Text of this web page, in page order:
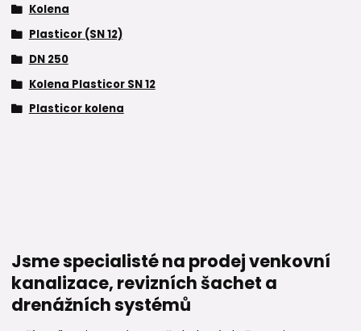
Kolena
Plasticor (SN 12)
DN 250
Kolena Plasticor SN 12
Plasticor kolena
Jsme specialisté na prodej venkovní
kanalizace, revizních šachet a
drenážních systémů